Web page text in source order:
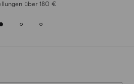
über 180 €